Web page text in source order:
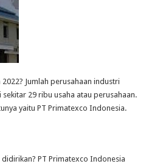
Jumlah perusahaan industri
29 ribu usaha atau perusahaan.
yaitu PT Primatexco Indonesia.
PT Primatexco Indonesia